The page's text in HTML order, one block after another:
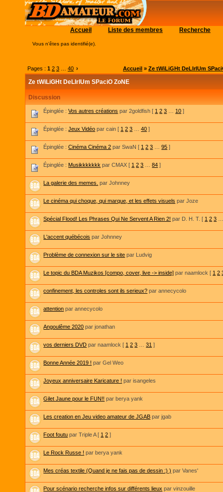
Accueil Liste des membres Recherche
Vous n'êtes pas identifié(e).
Pages : 1 2 3 40 › Accueil » Ze tWiLiGHt DeLIrIUm
Ze tWiLiGHt DeLIrIUm SPaciO ZoNE
Discussion
Épinglée : Vos autres créations par 2goldfish [ 1 2 3 10 ]
Épinglée : Jeux Vidéo par cain [ 1 2 3 40 ]
Épinglée : Cinéma Cinéma 2 par SwaN [ 1 2 3 95 ]
Épinglée : Musikkkkkkk par CMAX [ 1 2 3 84 ]
La galerie des memes. par Johnney
Le cinéma qui choque, qui marque, et les effets visuels par Joze
Spécial Flood! Les Phrases Qui Ne Servent A Rien 2! par D. H. T. [ 1 2 3
L'accent québécois par Johnney
Problème de connexion sur le site par Ludvig
Le topic du BDA Muzikos [compo, cover, live -> inside] par naamlock [ 1 2
confinement, les controles sont ils serieux? par annecycolo
attention par annecycolo
Angoulême 2020 par jonathan
vos derniers DVD par naamlock [ 1 2 3 31 ]
Bonne Année 2019 ! par Gel Weo
Joyeux anniversaire Karicature ! par isangeles
Gilet Jaune pour le FUN!! par berya yank
Les creation en Jeu video amateur de JGAB par jgab
Foot foutu par Triple A [ 1 2 ]
Le Rock Russe ! par berya yank
Mes créas textile (Quand je ne fais pas de dessin :) ) par Vanes'
Pour scénario recherche infos sur différents lieux par vinzouille